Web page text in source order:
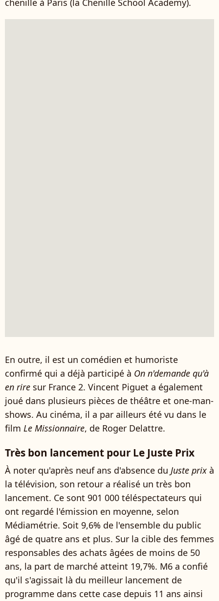
chenille à Paris (la Chenille School Academy).
En outre, il est un comédien et humoriste
confirmé qui a déjà participé à On n'demande qu'à
en rire sur France 2. Vincent Piguet a également
joué dans plusieurs pièces de théâtre et one-man-
shows. Au cinéma, il a par ailleurs été vu dans le
film Le Missionnaire, de Roger Delattre.
Très bon lancement pour Le Juste Prix
À noter qu'après neuf ans d'absence du Juste prix à
la télévision, son retour a réalisé un très bon
lancement. Ce sont 901 000 téléspectateurs qui
ont regardé l'émission en moyenne, selon
Médiamétrie. Soit 9,6% de l'ensemble du public
âgé de quatre ans et plus. Sur la cible des femmes
responsables des achats âgées de moins de 50
ans, la part de marché atteint 19,7%. M6 a confié
qu'il s'agissait là du meilleur lancement de
programme dans cette case depuis 11 ans ainsi